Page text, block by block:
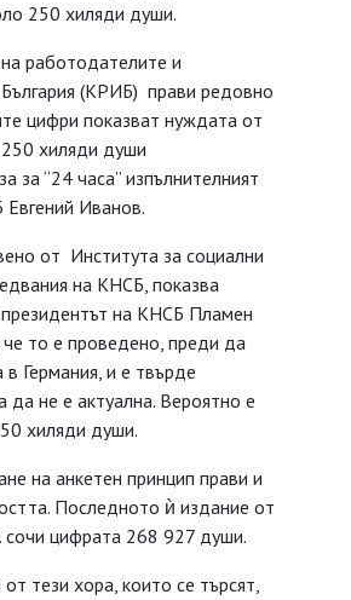
250 хиляди души.
работодателите и
(КРИБ) прави редовно
цифри показват нуждата от
хиляди души
за “24 часа” изпълнителният
Иванов.
от Института за социални
на КНСБ, показва
на КНСБ Пламен
то е проведено, преди да
в Германия, и е твърде
не е актуална. Вероятно е
хиляди души.
на анкетен принцип прави и
Последното ѝ издание от
сочи цифрата 268 927 души.
тези хора, които се търсят,